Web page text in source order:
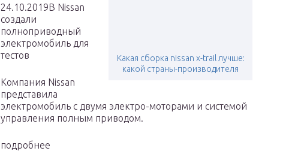
Какая сборка nissan x-trail лучше:
какой страны-производителя
24.10.2019В Nissan
создали
полноприводный
электромобиль для
тестов
Компания Nissan
представила
электромобиль с двумя электро-моторами и системой
управления полным приводом.
подробнее